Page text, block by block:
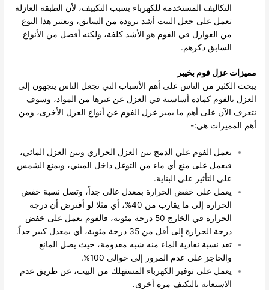
التكاليف المستخدمة للكهرباء بسبب التكييف، لأن الطبقة العازلة
تعمل على جعل البيت أشد برودة من السابق، ويعتبر هذا النوع
من العوازل في الفوم هو الأشد كلفة، ولكنه أفضل من الأنواع
السابق ذكرهم.
مميزات عزل فوم بخيبر
يبحث الكثير من الناس على أهم الأسباب التي تجعل الناس يتجهون إلى
العزل بالفوم كمادة أساسية في العزل عن غيرها من المواد، وسوف
نتعرف الآن على أهم ما يميز عزل الفوم عن أنواع العزل الأخرى، ومن
أهم المميزات هي:-
يعمل الفوم علي الدمج بين العزل الحراري وبين العزل المائي،
فيعمل على منع أي ماء من التوغل داخل المبني، ويمنع الشمس
على التأثير على البناية.
يعمل على خفض الحرارة بمعدل عالي جداً، وتصل نسبة خفض
الحرارة إلى ما يقارب من 40%، أي مثلا لو أفترض أن درجة
الحرارة في الخارج 50 درجة مئوية، فالفوم يعمل على خفض
درجة الحرارة إلى أقل من 35 درجة مئوية، أي بمعدل كبير جداً.
تعد نسبة نفاذية الماء منه شبه معدومة، حيث يصل المانع
والحاجز على عدم المرور إلى حوالي 100%.
يعمل على توفير الكهرباء المستهلك من البيت، عن طريق عدم
الاستعانة بالتكيف مرة أخرى.